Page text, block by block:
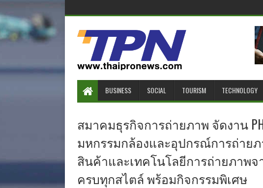
BUSINESS SOCIAL TOURISM TECHNOLOGY
สมาคมธุรกิจการถ่ายภาพ จัดงาน
มหกรรมกล้องและอุปกรณ์การถ่า
สินค้าและเทคโนโลยีการถ่ายภาพ
ครบทุกสไตล์ พร้อมกิจกรรมพิเศษ